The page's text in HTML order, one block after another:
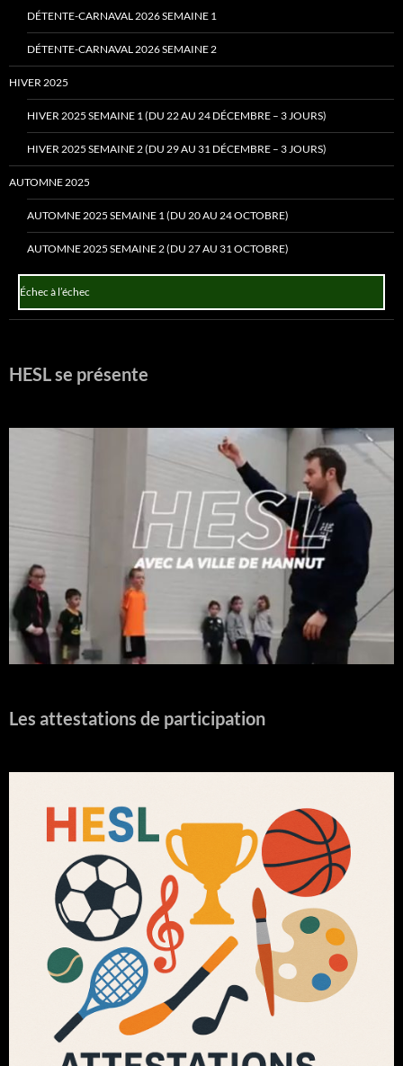
DÉTENTE-CARNAVAL 2026 SEMAINE 1
DÉTENTE-CARNAVAL 2026 SEMAINE 2
HIVER 2025
HIVER 2025 SEMAINE 1 (DU 22 AU 24 DÉCEMBRE – 3 JOURS)
HIVER 2025 SEMAINE 2 (DU 29 AU 31 DÉCEMBRE – 3 JOURS)
AUTOMNE 2025
AUTOMNE 2025 SEMAINE 1 (DU 20 AU 24 OCTOBRE)
AUTOMNE 2025 SEMAINE 2 (DU 27 AU 31 OCTOBRE)
Échec à l’échec
HESL se présente
Les attestations de participation